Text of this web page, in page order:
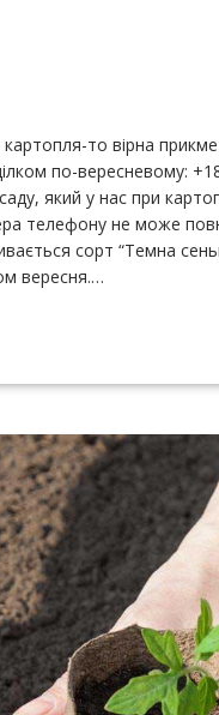
то вірна
по-вересневому:
який у нас при
телефону не може
сорт “Темна
вересня.…